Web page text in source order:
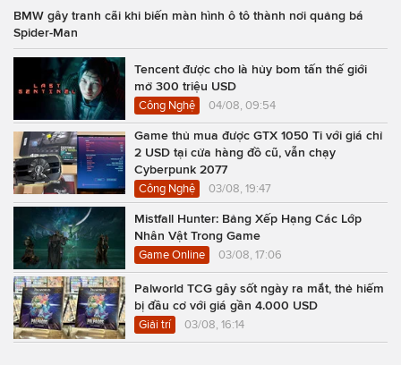
BMW gây tranh cãi khi biến màn hình ô tô thành nơi quảng bá
Spider-Man
Tencent được cho là hủy bom tấn thế giới
mở 300 triệu USD
Công Nghệ 04/08, 09:54
Game thủ mua được GTX 1050 Ti với giá chỉ
2 USD tại cửa hàng đồ cũ, vẫn chạy
Cyberpunk 2077
Công Nghệ 03/08, 19:47
Mistfall Hunter: Bảng Xếp Hạng Các Lớp
Nhân Vật Trong Game
Game Online 03/08, 17:06
Palworld TCG gây sốt ngày ra mắt, thẻ hiếm
bị đầu cơ với giá gần 4.000 USD
Giải trí 03/08, 16:14